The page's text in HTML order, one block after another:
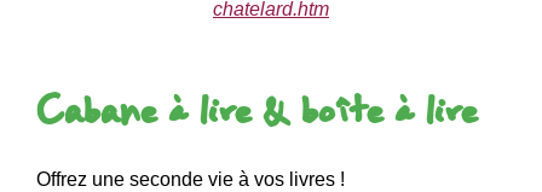
chatelard.htm
Cabane à lire & boîte à lire
Offrez une seconde vie à vos livres !